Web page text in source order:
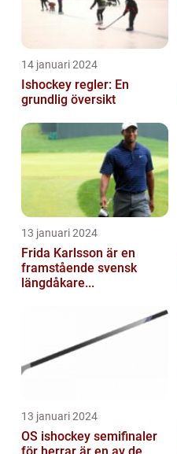
14 januari 2024
Ishockey regler: En
grundlig översikt
13 januari 2024
Frida Karlsson är en
framstående svensk
längdåkare...
13 januari 2024
OS ishockey semifinaler